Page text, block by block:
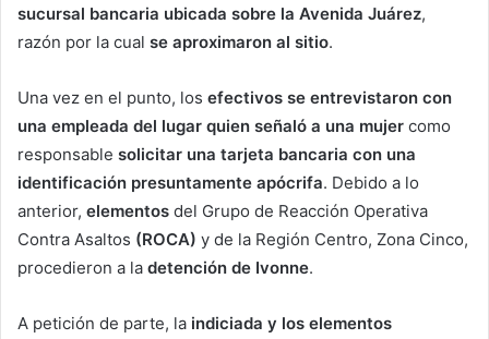
sucursal bancaria ubicada sobre la Avenida Juárez,
razón por la cual se aproximaron al sitio.
Una vez en el punto, los efectivos se entrevistaron con
una empleada del lugar quien señaló a una mujer como
responsable solicitar una tarjeta bancaria con una
identificación presuntamente apócrifa. Debido a lo
anterior, elementos del Grupo de Reacción Operativa
Contra Asaltos (ROCA) y de la Región Centro, Zona Cinco,
procedieron a la detención de Ivonne.
A petición de parte, la indiciada y los elementos